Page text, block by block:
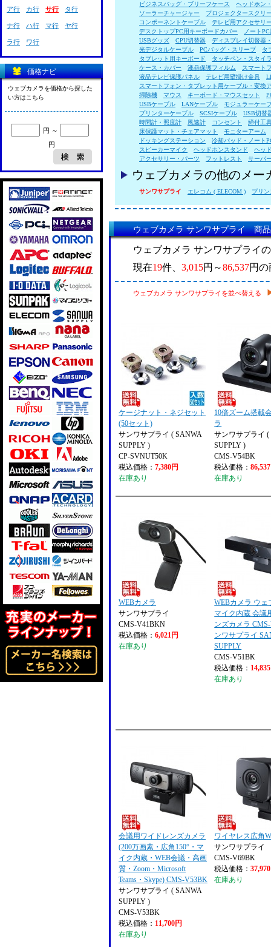
ビジネスバッグ・ブリーフケース
ヘッドホン
ソーラーチャージャー
プロジェクタースクリ
コンポーネントケーブル
テレビ用アクセサリ
デスクトップPC用キーボードカバー
ノート
USBグッズ
CPU切替器
ディスプレイ切替器
光デジタルケーブル
PCバッグ・スリーブ
タ
タブレット用キーボード
タッチペン・スタイ
ケース・カバー
液晶保護フィルム
スマート
液晶テレビ保護パネル
テレビ用壁掛け金具
スマートフォン・タブレット用ケーブル・変換
掃除機
マウス キーボード・マウスセット
USBケーブル
LANケーブル
モジュラーケー
プリンターケーブル
SCSIケーブル
USB切替
時間計・照度計
風速計 コンセント
締付工
床保護マット・チェアマット
モニターアーム
ドッキングステーション
冷却パッド・ノート
スピーカーマイク
ヘッドホンスタンド
ヘッ
アクセサリー・パーツ
フットレスト サーバ
ウェブカメラの他のメー
サンワサプライ エレコム ( ELECOM ) プリ
ウェブカメラ サンワサプライ 商
ウェブカメラ サンワサプライ
現在19件、 3,015円～86,537円
ウェブカメラ サンワサプライを並べ替える
ケージナット・ネジセット
(50セット)
サンワサプライ ( SANWA
SUPPLY )
CP-SVNUT50K
税込価格： 7,380円
在庫あり
10倍ズーム搭載
ラ
サンワサプライ (
SUPPLY )
CMS-V54BK
税込価格：
在庫あり
WEBカメラ
サンワサプライ
CMS-V41BKN
税込価格： 6,021円
在庫あり
WEBカメラ ウェ
マイク内蔵 会議
ンズカメラ
ンワサプライ
SUPPLY
CMS-V51BK
税込価格：
在庫あり
会議用ワイドレンズカメラ
(200万画素・広角150°・マ
イク内蔵・WEB会議・高画
質・Zoom・Microsoft
Teams・Skype) CMS-V53BK
サンワサプライ ( SANWA
SUPPLY )
CMS-V53BK
税込価格： 11,700円
在庫あり
ワイヤレス広角
サンワサプライ
CMS-V69BK
税込価格：
在庫あり
ア行 カ行 サ行 タ行
ナ行 ハ行 マ行 ヤ行
ラ行 ワ行
価格ナビ
ウェブカメラを価格から探した
い方はこちら
円 ～
円